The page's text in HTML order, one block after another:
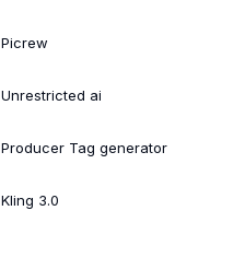
Picrew
Unrestricted ai
Producer Tag generator
Kling 3.0